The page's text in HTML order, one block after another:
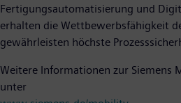
Fertigungsautomatisierung und
erhalten die Wettbewerbsfähigkeit
gewährleisten höchste
Weitere Informationen zur Siemens
unter